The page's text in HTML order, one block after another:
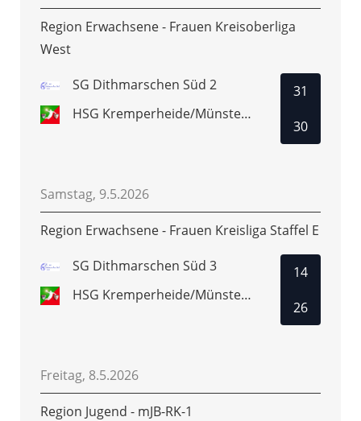
Region Erwachsene - Frauen Kreisoberliga
West
SG Dithmarschen Süd 2
HSG Kremperheide/Münsterdorf 2
31
30
Samstag, 9.5.2026
Region Erwachsene - Frauen Kreisliga Staffel E
SG Dithmarschen Süd 3
HSG Kremperheide/Münsterdorf 3
14
26
Freitag, 8.5.2026
Region Jugend - mJB-RK-1